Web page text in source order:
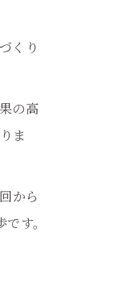
くり
の高
ま
から
す。